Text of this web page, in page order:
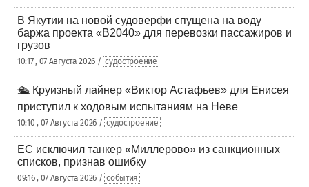
В Якутии на новой судоверфи спущена на воду
баржа проекта «В2040» для перевозки пассажиров и
грузов
10:17 , 07 Августа 2026 / судостроение
🛳️ Круизный лайнер «Виктор Астафьев» для Енисея
приступил к ходовым испытаниям на Неве
10:10 , 07 Августа 2026 / судостроение
ЕС исключил танкер «Миллерово» из санкционных
списков, признав ошибку
09:16 , 07 Августа 2026 / события